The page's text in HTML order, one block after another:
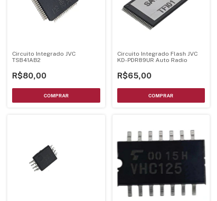
Circuito Integrado JVC
TSB41AB2
R$80,00
Circuito Integrado Flash JVC
KD-PDR89UR Auto Radio
R$65,00